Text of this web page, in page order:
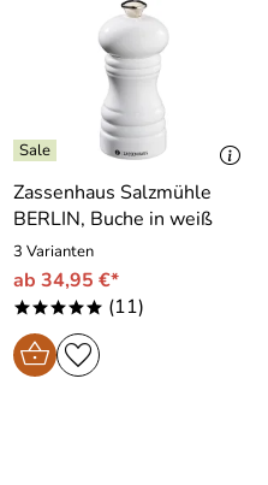
Zassenhaus Salzmühle
BERLIN, Buche in weiß
3 Varianten
ab 34,95 €*
***** (11)